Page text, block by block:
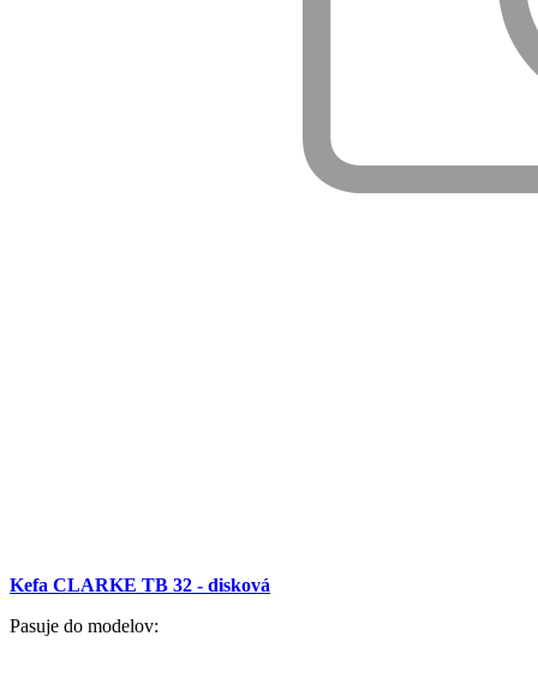
Kefa CLARKE TB 32 - disková
Pasuje do modelov: